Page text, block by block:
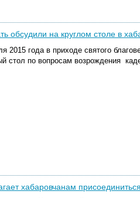
обсудили на круглом столе в
2015 года в приходе святого
стол по вопросам возрождения
хабаровчанам